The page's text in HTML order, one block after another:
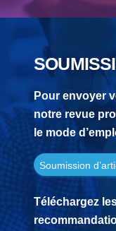
Pour envoyer
notre revue
le mode
Soumission
Téléchargez